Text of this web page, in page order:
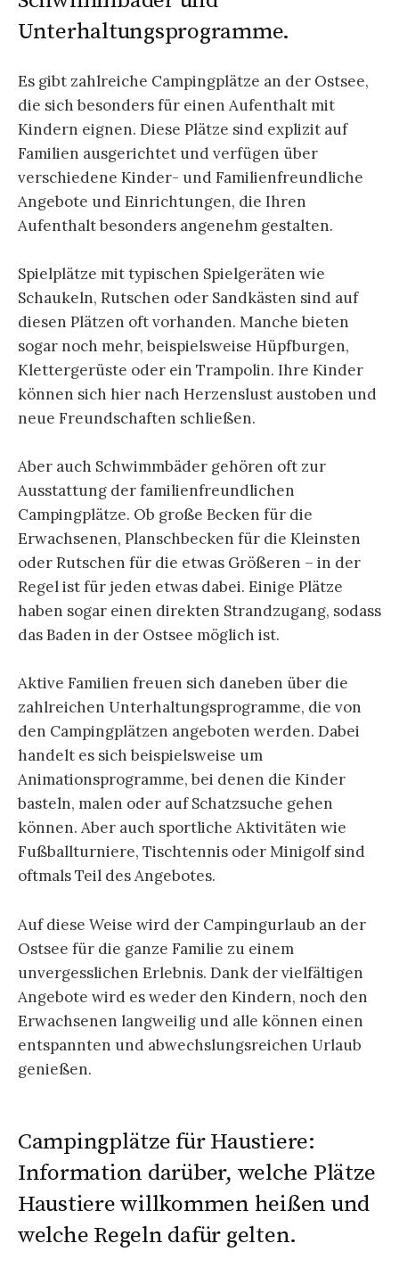
Unterhaltungsprogramme.
Es gibt zahlreiche Campingplätze an der Ostsee,
die sich besonders für einen Aufenthalt mit
Kindern eignen. Diese Plätze sind explizit auf
Familien ausgerichtet und verfügen über
verschiedene Kinder- und Familienfreundliche
Angebote und Einrichtungen, die Ihren
Aufenthalt besonders angenehm gestalten.
Spielplätze mit typischen Spielgeräten wie
Schaukeln, Rutschen oder Sandkästen sind auf
diesen Plätzen oft vorhanden. Manche bieten
sogar noch mehr, beispielsweise Hüpfburgen,
Klettergerüste oder ein Trampolin. Ihre Kinder
können sich hier nach Herzenslust austoben und
neue Freundschaften schließen.
Aber auch Schwimmbäder gehören oft zur
Ausstattung der familienfreundlichen
Campingplätze. Ob große Becken für die
Erwachsenen, Planschbecken für die Kleinsten
oder Rutschen für die etwas Größeren – in der
Regel ist für jeden etwas dabei. Einige Plätze
haben sogar einen direkten Strandzugang, sodass
das Baden in der Ostsee möglich ist.
Aktive Familien freuen sich daneben über die
zahlreichen Unterhaltungsprogramme, die von
den Campingplätzen angeboten werden. Dabei
handelt es sich beispielsweise um
Animationsprogramme, bei denen die Kinder
basteln, malen oder auf Schatzsuche gehen
können. Aber auch sportliche Aktivitäten wie
Fußballturniere, Tischtennis oder Minigolf sind
oftmals Teil des Angebotes.
Auf diese Weise wird der Campingurlaub an der
Ostsee für die ganze Familie zu einem
unvergesslichen Erlebnis. Dank der vielfältigen
Angebote wird es weder den Kindern, noch den
Erwachsenen langweilig und alle können einen
entspannten und abwechslungsreichen Urlaub
genießen.
Campingplätze für Haustiere:
Information darüber, welche Plätze
Haustiere willkommen heißen und
welche Regeln dafür gelten.